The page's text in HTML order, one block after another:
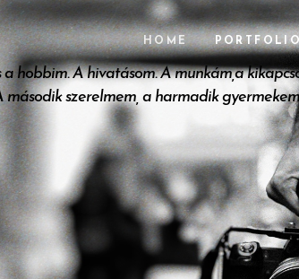
HOME
a hobbim. A hivatásom. A munkám,a
második szerelmem, a harmadik